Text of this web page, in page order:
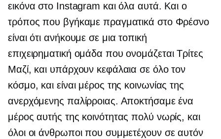
εικόνα στο Instagram και όλα αυτά. Και ο
τρόπος που βγήκαμε πραγματικά στο Φρέσνο
είναι ότι ανήκουμε σε μια τοπική
επιχειρηματική ομάδα που ονομάζεται Τρίτες
Μαζί, και υπάρχουν κεφάλαια σε όλο τον
κόσμο, και είναι μέρος της κοινωνίας της
ανερχόμενης παλίρροιας. Αποκτήσαμε ένα
μέρος αυτής της κοινότητας πολύ νωρίς, και
όλοι οι άνθρωποι που συμμετέχουν σε αυτόν